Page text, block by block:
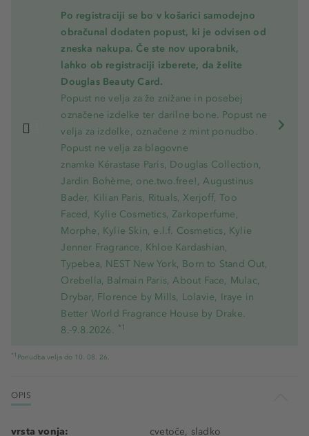
Po registraciji se bo v košarici samodejno
obračunal dodaten popust, ki je odvisen od
zneska nakupa. Če ste nov uporabnik,
lahko ob registraciji izberete, da želite
Douglas Beauty Card.
Popust ne velja za že znižane in posebej
označene izdelke ter darilne bone. Popust ne
velja za izdelke, označene z mint ponudbo.
Popust ne velja za blagovne
znamke Kérastase Paris, Douglas Collection,
Jardin Bohème, one.two.free!, Augustinus
Bader, Kilian Paris, Rituals, Xerjoff, Too
Faced, Kylie Cosmetics, Zarkoperfume,
Morphe, Kylie Skin, e.l.f. Cosmetics, Kylie
Jenner Fragrance, Khloe Kardashian,
Typebea, NEST New York, Born to Stand Out,
Orebella, Balmain Paris, About Face, Mulac,
Drybar, Florence by Mills, Lolavie, Iraye in
Better World Fragrance House by Drake.
8.-9.8.2026. *1
*1 Ponudba velja do 10. 08. 26.
OPIS
vrsta vonja:
cvetoče, sladko